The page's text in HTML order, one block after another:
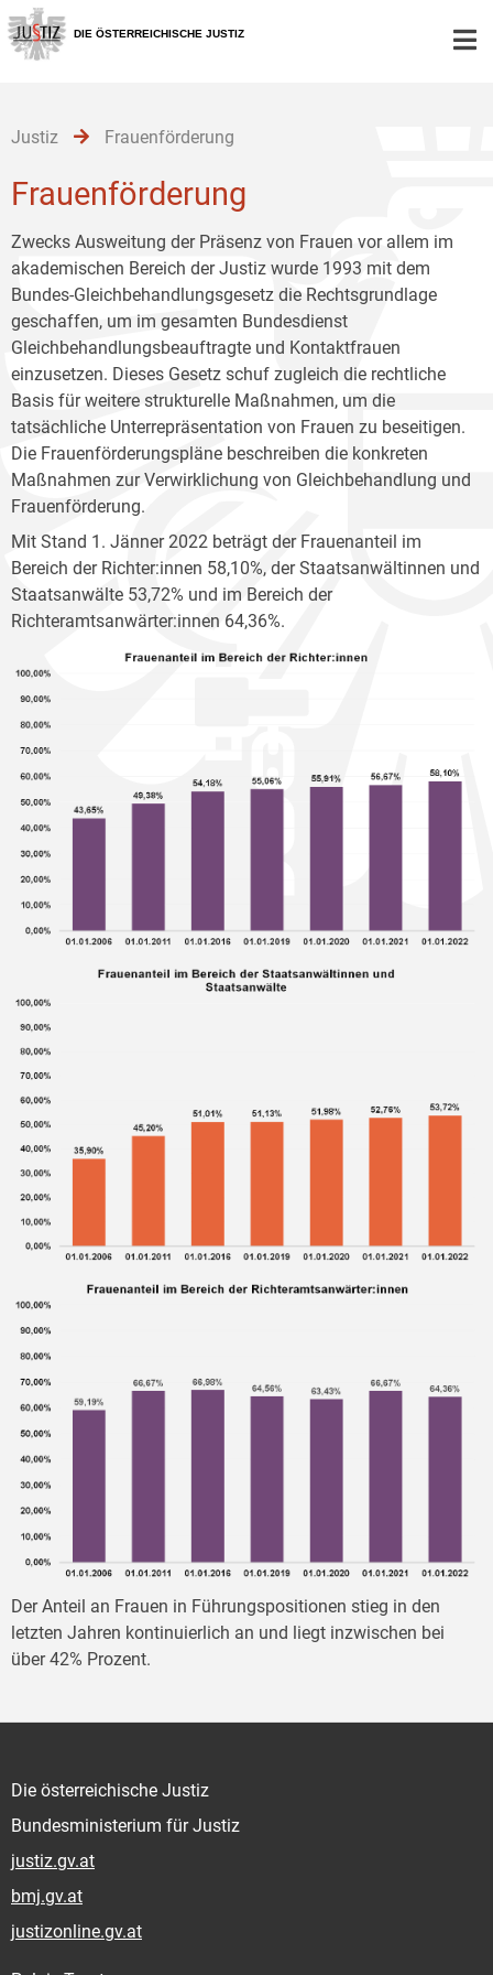
Zur
Hauptnavigation
[1]
Zum
Inhalt
[2]
Zum
Untermenü
[3]
DIE ÖSTERREICHISCHE JUSTIZ
Justiz Frauenförderung
Frauenförderung
Zwecks Ausweitung der Präsenz von Frauen vor allem im
akademischen Bereich der Justiz wurde 1993 mit dem
Bundes-Gleichbehandlungsgesetz die Rechtsgrundlage
geschaffen, um im gesamten Bundesdienst
Gleichbehandlungsbeauftragte und Kontaktfrauen
einzusetzen. Dieses Gesetz schuf zugleich die rechtliche
Basis für weitere strukturelle Maßnahmen, um die
tatsächliche Unterrepräsentation von Frauen zu beseitigen.
Die Frauenförderungspläne beschreiben die konkreten
Maßnahmen zur Verwirklichung von Gleichbehandlung und
Frauenförderung.
Mit Stand 1. Jänner 2022 beträgt der Frauenanteil im
Bereich der Richter:innen 58,10%, der Staatsanwältinnen und
Staatsanwälte 53,72% und im Bereich der
Richteramtsanwärter:innen 64,36%.
Der Anteil an Frauen in Führungspositionen stieg in den
letzten Jahren kontinuierlich an und liegt inzwischen bei
über 42% Prozent.
Die österreichische Justiz
Bundesministerium für Justiz
justiz.gv.at
bmj.gv.at
justizonline.gv.at